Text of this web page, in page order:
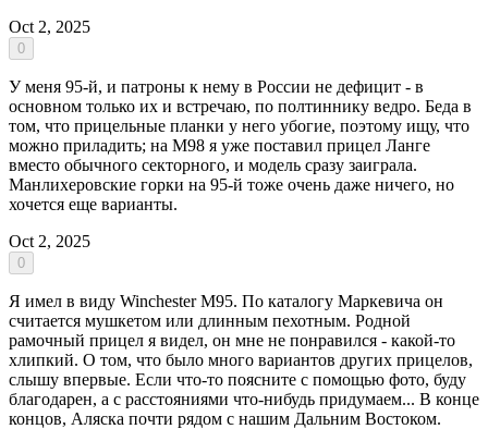
Oct 2, 2025
0
У меня 95-й, и патроны к нему в России не дефицит - в
основном только их и встречаю, по полтиннику ведро. Беда в
том, что прицельные планки у него убогие, поэтому ищу, что
можно приладить; на М98 я уже поставил прицел Ланге
вместо обычного секторного, и модель сразу заиграла.
Манлихеровские горки на 95-й тоже очень даже ничего, но
хочется еще варианты.
Oct 2, 2025
0
Я имел в виду Winchester M95. По каталогу Маркевича он
считается мушкетом или длинным пехотным. Родной
рамочный прицел я видел, он мне не понравился - какой-то
хлипкий. О том, что было много вариантов других прицелов,
слышу впервые. Если что-то поясните с помощью фото, буду
благодарен, а с расстояниями что-нибудь придумаем... В конце
концов, Аляска почти рядом с нашим Дальним Востоком.